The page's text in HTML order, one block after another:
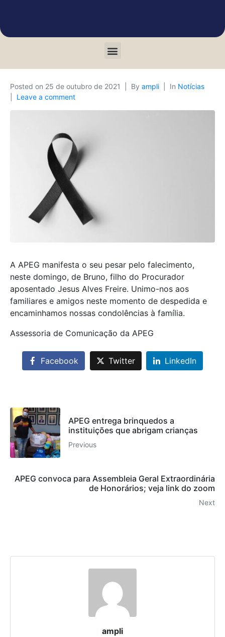
Posted on 25 de outubro de 2021 By ampli In Notícias
Leave a comment
A APEG manifesta o seu pesar pelo falecimento,
neste domingo, de Bruno, filho do Procurador
aposentado Jesus Alves Freire. Unimo-nos aos
familiares e amigos neste momento de despedida e
encaminhamos nossas condolências à família.
Assessoria de Comunicação da APEG
Facebook Twitter LinkedIn
APEG entrega brinquedos a
instituições que abrigam crianças
Previous
APEG convoca para Assembleia Geral Extraordinária
de Honorários; veja link do zoom
Next
ampli